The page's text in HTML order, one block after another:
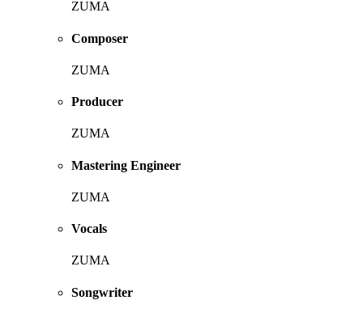
ZUMA
Composer
ZUMA
Producer
ZUMA
Mastering Engineer
ZUMA
Vocals
ZUMA
Songwriter